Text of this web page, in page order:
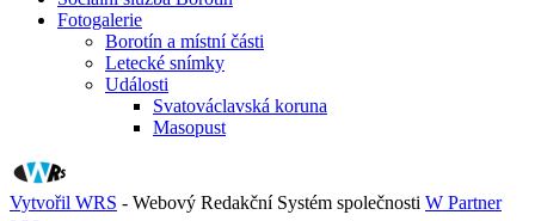
Fotogalerie
Borotín a místní části
Letecké snímky
Události
Svatováclavská koruna
Masopust
Vytvořil WRS - Webový Redakční Systém společnosti W Partner